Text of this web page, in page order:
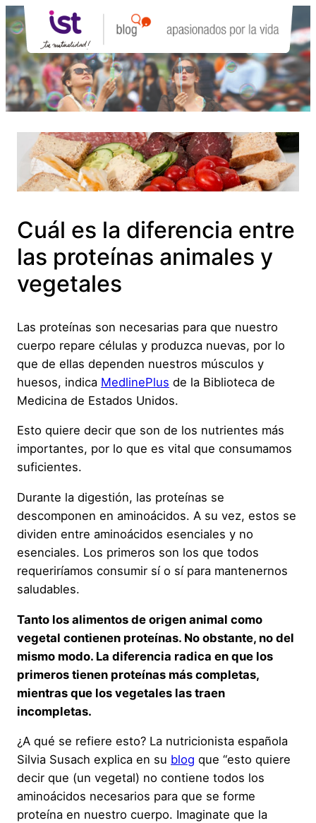
Saltar
al
contenido
Cuál es la diferencia entre
las proteínas animales y
vegetales
Las proteínas son necesarias para que nuestro
cuerpo repare células y produzca nuevas, por lo
que de ellas dependen nuestros músculos y
huesos, indica MedlinePlus de la Biblioteca de
Medicina de Estados Unidos.
Esto quiere decir que son de los nutrientes más
importantes, por lo que es vital que consumamos
suficientes.
Durante la digestión, las proteínas se
descomponen en aminoácidos. A su vez, estos se
dividen entre aminoácidos esenciales y no
esenciales. Los primeros son los que todos
requeriríamos consumir sí o sí para mantenernos
saludables.
Tanto los alimentos de origen animal como
vegetal contienen proteínas. No obstante, no del
mismo modo. La diferencia radica en que los
primeros tienen proteínas más completas,
mientras que los vegetales las traen
incompletas.
¿A qué se refiere esto? La nutricionista española
Silvia Susach explica en su blog que “esto quiere
decir que (un vegetal) no contiene todos los
aminoácidos necesarios para que se forme
proteína en nuestro cuerpo. Imaginate que la